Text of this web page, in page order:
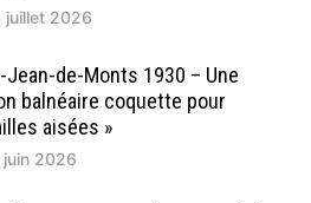
juillet 2026
Jean-de-Monts 1930 – Une
balnéaire coquette pour
aisées »
juin 2026